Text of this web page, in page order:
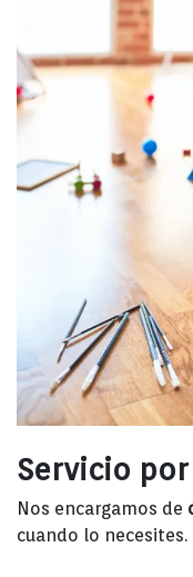
Servicio
Nos encargamos de
cuando lo necesites.